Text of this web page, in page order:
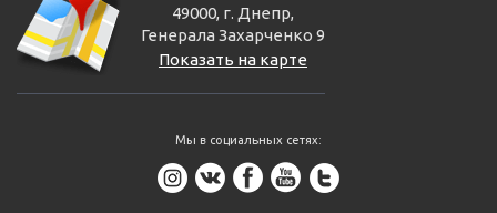
49000, г. Днепр,
Генерала Захарченко 9
Показать на карте
Мы в социальных сетях: